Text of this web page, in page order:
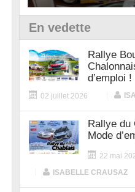
En vedette
Rallye
d’emploi !
02 juillet 2026
Rallye du
Mode
22 mai
ISABELLE CRAUSAZ